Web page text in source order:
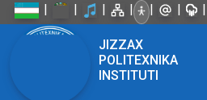
| | | | | | |
JIZZAX
POLITEXNIKA
INSTITUTI